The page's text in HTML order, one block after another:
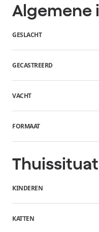
Algemene
GESLACHT
GECASTREERD
VACHT
FORMAAT
KINDEREN
KATTEN